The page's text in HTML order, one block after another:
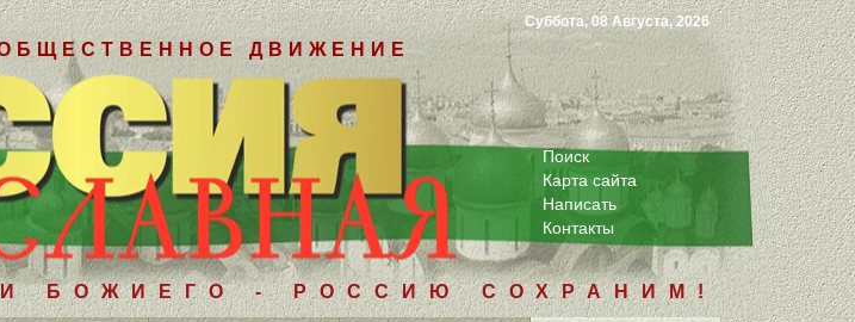
Суббота, 08 Августа, 2026
ДВИЖЕНИЕ
Поиск
Карта сайта
Написать
Контакты
БОЖИЕГО - РОССИЮ СОХРАНИМ!